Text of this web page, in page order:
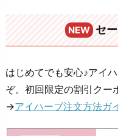
NEW セ
はじめてでも安心♪アイ
ぞ。初回限定の割引クー
→アイハーブ注文方法ガ